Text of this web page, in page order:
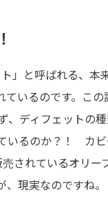
」と呼ばれる、本
いるのです。こ
、ディフェットの
るのか？！ カビ
されているオリー
現実なのですね。